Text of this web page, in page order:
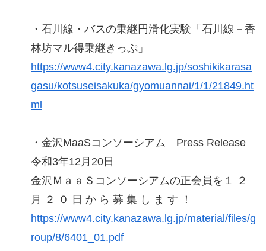
・石川線・バスの乗継円滑化実験「石川線－香
林坊マル得乗継きっぷ」
https://www4.city.kanazawa.lg.jp/soshikikarasa
gasu/kotsuseisakuka/gyomuannai/1/1/21849.ht
ml
・金沢MaaSコンソーシアム Press Release
令和3年12月20日
金沢ＭａａＳコンソーシアムの正会員を１ ２
月 ２ ０ 日 か ら 募 集 し ま す ！
https://www4.city.kanazawa.lg.jp/material/files/g
roup/8/6401_01.pdf